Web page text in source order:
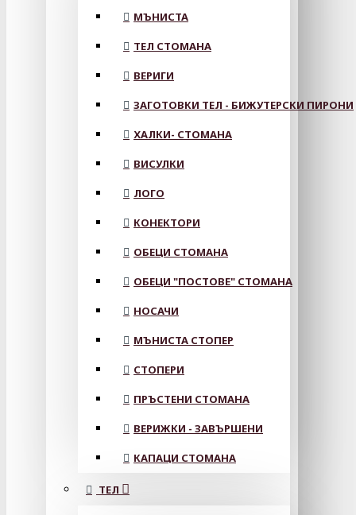
МЪНИСТА
ТЕЛ СТОМАНА
ВЕРИГИ
ЗАГОТОВКИ ТЕЛ - БИЖУТЕРСКИ ПИРОНИ
ХАЛКИ- СТОМАНА
ВИСУЛКИ
ЛОГО
КОНЕКТОРИ
ОБЕЦИ СТОМАНА
ОБЕЦИ "ПОСТОВЕ" СТОМАНА
НОСАЧИ
МЪНИСТА СТОПЕР
СТОПЕРИ
ПРЪСТЕНИ СТОМАНА
ВЕРИЖКИ - ЗАВЪРШЕНИ
КАПАЦИ СТОМАНА
ТЕЛ